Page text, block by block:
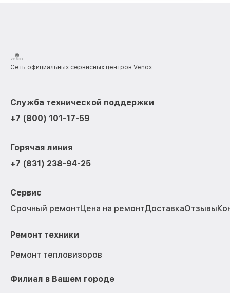
Сеть официальных сервисных центров Venox
Служба технической поддержки
+7 (800) 101-17-59
Горячая линия
+7 (831) 238-94-25
Сервис
Срочный ремонтЦена на ремонтДоставкаОтзывы
Ремонт техники
Ремонт тепловизоров
Филиал в Вашем городе